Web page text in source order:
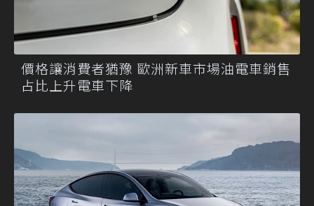
價格讓消費者猶豫 歐洲新車市場油電車銷售
占比上升電車下降